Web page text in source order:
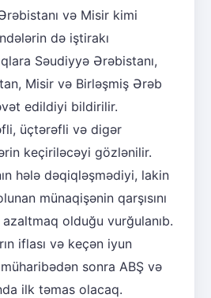
və Misir kimi
də iştirakı
Səudiyyə Ərəbistanı,
Misir və Birləşmiş Ərəb
edildiyi bildirilir.
üçtərəfli və digər
keçiriləcəyi gözlənilir.
hələ dəqiqləşmədiyi, lakin
münaqişənin qarşısını
olduğu vurğulanıb.
iflası və keçən iyun
sonra ABŞ və
ilk təmas olacaq.